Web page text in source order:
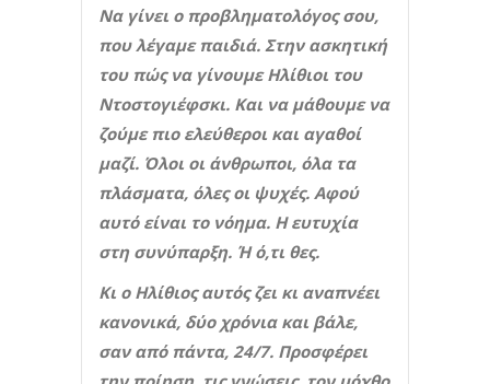
Να γίνει ο προβληματολόγος σου,
που λέγαμε παιδιά. Στην ασκητική
του πώς να γίνουμε Ηλίθιοι του
Ντοστογιέφσκι. Και να μάθουμε να
ζούμε πιο ελεύθεροι και αγαθοί
μαζί. Όλοι οι άνθρωποι, όλα τα
πλάσματα, όλες οι ψυχές. Αφού
αυτό είναι το νόημα. Η ευτυχία
στη συνύπαρξη. Ή ό,τι θες.
Κι ο Ηλίθιος αυτός ζει κι αναπνέει
κανονικά, δύο χρόνια και βάλε,
σαν από πάντα, 24/7. Προσφέρει